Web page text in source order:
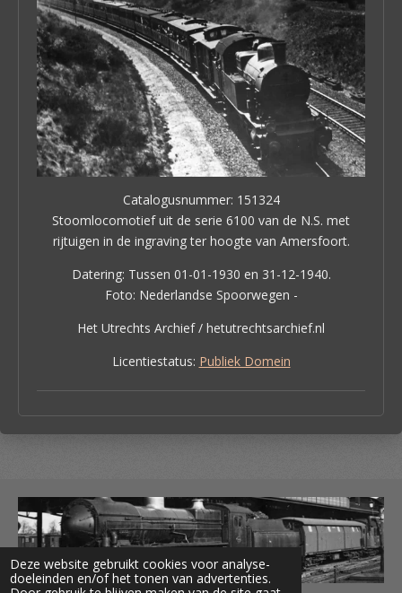
Deze website gebruikt cookies voor analyse-
doeleinden en/of het tonen van advertenties.
Catalogusnummer: 151324
Stoomlocomotief uit de serie 6100 van de N.S. met
rijtuigen in de ingraving ter hoogte van Amersfoort.
Datering: Tussen 01-01-1930 en 31-12-1940.
Foto: Nederlandse Spoorwegen -
Het Utrechts Archief / hetutrechtsarchief.nl
Licentiestatus: Publiek Domein